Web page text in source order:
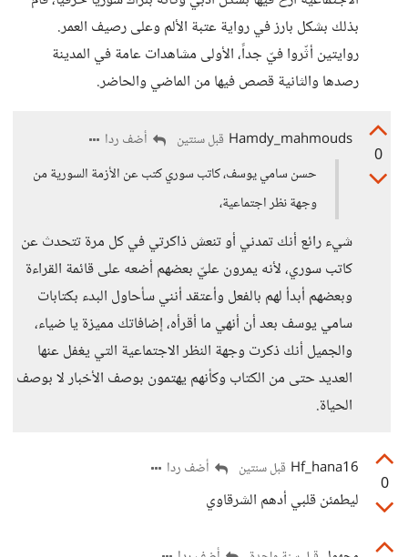
بذلك بشكل بارز في رواية عتبة الألم وعلى رصيف العمر.
روايتين أثّروا فيّ جداً، الأولى مشاهدات عامة في المدينة
رصدها والثانية قصص فيها من الماضي والحاضر.
0
Hamdy_mahmouds قبل سنتين
أضف ردا
حسن سامي يوسف، كاتب سوري كتب عن الأزمة السورية من
وجهة نظر اجتماعية،
شيء رائع أنك تمدني أو تنعش ذاكرتي في كل مرة تتحدث عن
كاتب سوري، لأنه يمرون عليّ بعضهم أضعه على قائمة القراءة
وبعضهم أبدأ لهم بالفعل وأعتقد أنني سأحاول البدء بكتابات
سامي يوسف بعد أن أنهي ما أقرأه، إضافاتك مميزة يا ضياء،
والجميل أنك ذكرت وجهة النظر الاجتماعية التي يغفل عنها
العديد حتى من الكتاب وكأنهم يهتمون بوصف الأخبار لا بوصف
الحياة.
0
Hf_hana16 قبل سنتين أضف ردا
ليطمئن قلبي أدهم الشرقاوي